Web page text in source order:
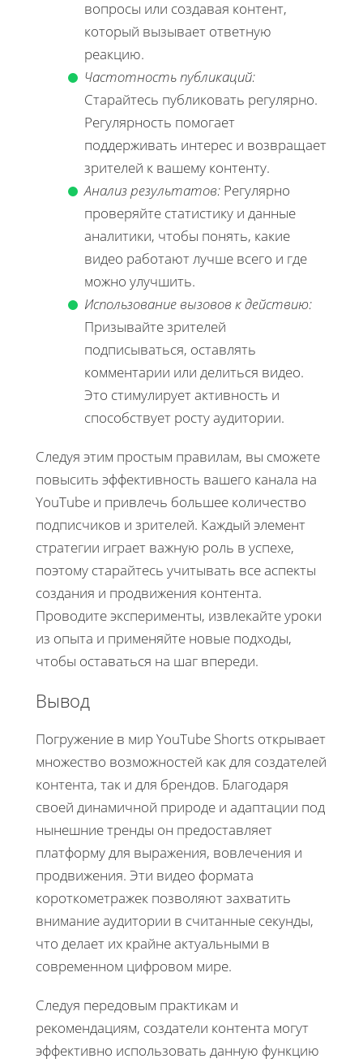
вопросы или создавая контент,
который вызывает ответную
реакцию.
Частотность публикаций:
Старайтесь публиковать регулярно.
Регулярность помогает
поддерживать интерес и возвращает
зрителей к вашему контенту.
Анализ результатов: Регулярно
проверяйте статистику и данные
аналитики, чтобы понять, какие
видео работают лучше всего и где
можно улучшить.
Использование вызовов к действию:
Призывайте зрителей
подписываться, оставлять
комментарии или делиться видео.
Это стимулирует активность и
способствует росту аудитории.
Следуя этим простым правилам, вы сможете
повысить эффективность вашего канала на
YouTube и привлечь большее количество
подписчиков и зрителей. Каждый элемент
стратегии играет важную роль в успехе,
поэтому старайтесь учитывать все аспекты
создания и продвижения контента.
Проводите эксперименты, извлекайте уроки
из опыта и применяйте новые подходы,
чтобы оставаться на шаг впереди.
Вывод
Погружение в мир YouTube Shorts открывает
множество возможностей как для создателей
контента, так и для брендов. Благодаря
своей динамичной природе и адаптации под
нынешние тренды он предоставляет
платформу для выражения, вовлечения и
продвижения. Эти видео формата
короткометражек позволяют захватить
внимание аудитории в считанные секунды,
что делает их крайне актуальными в
современном цифровом мире.
Следуя передовым практикам и
рекомендациям, создатели контента могут
эффективно использовать данную функцию